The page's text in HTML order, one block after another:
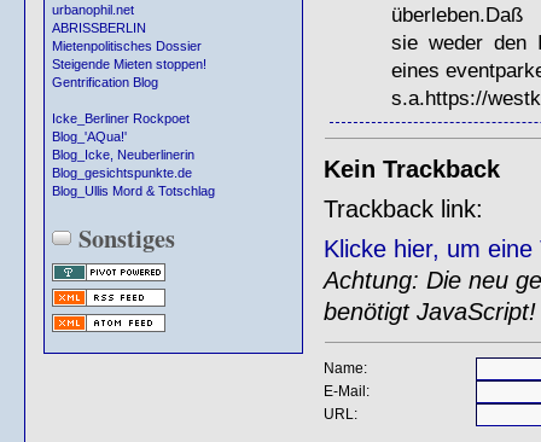
urbanophil.net
ABRISSBERLIN
Mietenpolitisches Dossier
Steigende Mieten stoppen!
Gentrification Blog
Icke_Berliner Rockpoet
Blog_'AQua!'
Blog_Icke, Neuberlinerin
Blog_gesichtspunkte.de
Blog_Ullis Mord & Totschlag
Sonstiges
überleben.Daß
sie weder den
eines
s.a.https://
Kein Trackback
Trackback link:
Klicke hier, um
Achtung: Die neu
benötigt JavaScript!
Name:
E-Mail:
URL: